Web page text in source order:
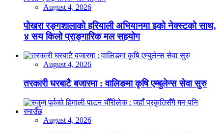
August 4, 2026
पोखरा रङ्गशालाको हरियाली अभियानमा इको नेक्स्टको साथ,
४ सय किलो प्राङ्गारिक मल सहयोग
August 4, 2026
तरकारी घरबाटै बजारमा : वालिङमा कृषि एम्बुलेन्स सेवा सुरु
August 4, 2026